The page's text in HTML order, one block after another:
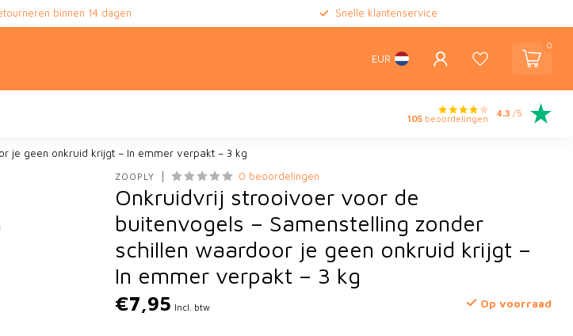
binnen 14 dagen Snelle klantenservice
EUR
0
105beoordelingen
4.3 /5
je geen onkruid krijgt – In emmer verpakt – 3 kg
ZOOPLY 0 beoordelingen
Onkruidvrij strooivoer voor de
buitenvogels – Samenstelling zonder
schillen waardoor je geen onkruid krijgt –
In emmer verpakt – 3 kg
€7,95 Incl. btw Op voorraad